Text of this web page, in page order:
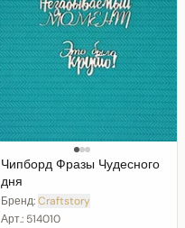
Чипборд Фразы Чудесного
дня
Бренд:Craftstory
Арт.: 514010